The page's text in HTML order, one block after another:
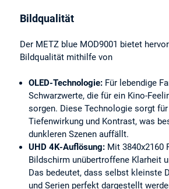
Bildqualität
Der METZ blue MOD9001 bietet
Bildqualität mithilfe von
OLED-Technologie: Für lebendige
Schwarzwerte, die für ein Kino-
sorgen. Diese Technologie sorgt
Tiefenwirkung und Kontrast, was
dunkleren Szenen auffällt.
UHD 4K-Auflösung: Mit 3840x2160
Bildschirm unübertroffene Klarheit
Das bedeutet, dass selbst kleinste
und Serien perfekt dargestellt